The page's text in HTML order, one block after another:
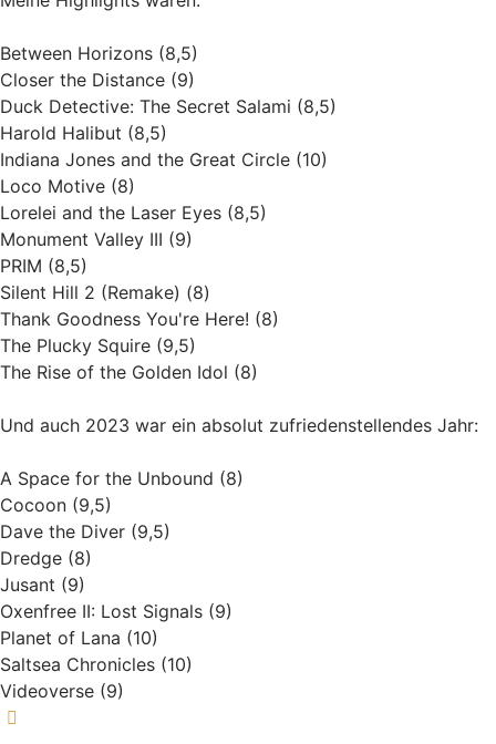
Between Horizons (8,5)
Closer the Distance (9)
Duck Detective: The Secret Salami (8,5)
Harold Halibut (8,5)
Indiana Jones and the Great Circle (10)
Loco Motive (8)
Lorelei and the Laser Eyes (8,5)
Monument Valley III (9)
PRIM (8,5)
Silent Hill 2 (Remake) (8)
Thank Goodness You're Here! (8)
The Plucky Squire (9,5)
The Rise of the Golden Idol (8)
Und auch 2023 war ein absolut zufriedenstellendes Jahr:
A Space for the Unbound (8)
Cocoon (9,5)
Dave the Diver (9,5)
Dredge (8)
Jusant (9)
Oxenfree II: Lost Signals (9)
Planet of Lana (10)
Saltsea Chronicles (10)
Videoverse (9)